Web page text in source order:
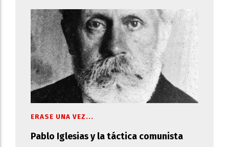
Pablo Iglesias y la táctica comunista
ERASE UNA VEZ...